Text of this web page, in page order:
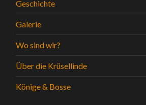
Geschichte
Galerie
Wo sind wir?
Über die Krüsellinde
Könige & Bosse